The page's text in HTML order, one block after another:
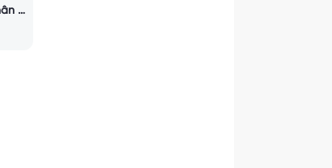
Đấu Trường Chân Lý